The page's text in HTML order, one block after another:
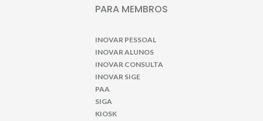
PARA MEMBROS
INOVAR PESSOAL
INOVAR ALUNOS
INOVAR CONSULTA
INOVAR SIGE
PAA
SIGA
KIOSK